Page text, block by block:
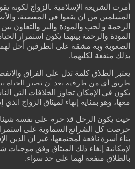
أمرت الشريعة الإسلامية بالزواج لكونه
المسلمين من أن يقعوا في المعصية،
الرحمة والحب والمودة والبر والتعاون
المودة والرحمة بينهما يكون استمرار
الصعوبة وبه مشقة على الطرفين أحل
بذلك منفعة لكليهما.
يعتبر الطلاق كلمة تدل على الفراق
طريق أي من طرفيه بعد أن تصير الحياة
يكون في الإمكان تجاوز الخلافات التي
معها، وهو بمثاية إنهاء لميثاق الزواج الذي
حيث يكون الرجل قد حرم على نفسه شيئا
حرصت كل الشرائع السماوية على
بناء أسرة نافعة لمجتمعها، غير أن
لإمكانية إلغاء ذلك الميثاق وفق
بالطلاق منفعة لهما على حد سواء.